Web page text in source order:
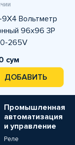
9X4 Вольтметр
96x96 3P
265V
сум
ДОБАВИТЬ
Промышленная
автоматизация
и управление
Реле